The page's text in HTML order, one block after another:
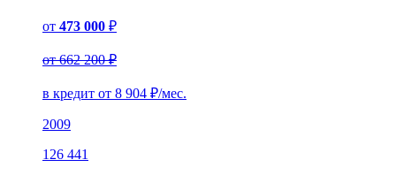
от 473 000 ₽
от 662 200 ₽
в кредит от 8 904 ₽/мес.
2009
126 441